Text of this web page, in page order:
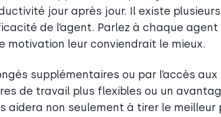
jour après jour. Il existe plusieurs
de l’agent. Parlez à chaque agent
motivation leur conviendrait le mieux.
supplémentaires ou par l’accès aux
de travail plus flexibles ou un
aidera non seulement à tirer le meilleur